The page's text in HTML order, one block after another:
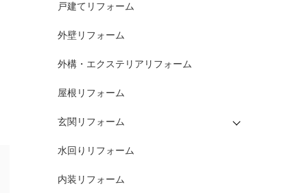
戸建てリフォーム
外壁リフォーム
外構・エクステリアリフォーム
屋根リフォーム
玄関リフォーム
水回りリフォーム
内装リフォーム